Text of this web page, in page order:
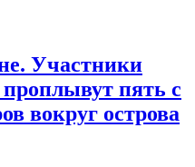
Участники
пять с
вокруг острова